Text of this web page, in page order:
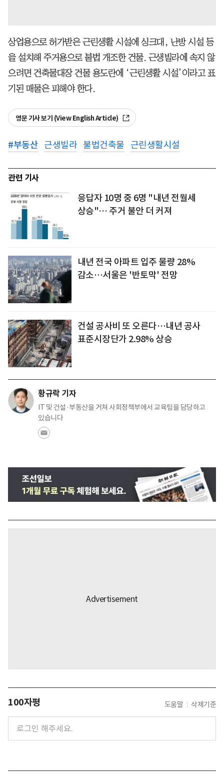
상업용으로 허가받은 근린생활 시설에 싱크대, 난방 시설 등
을 설치해 주거용으로 불법 개조한 건물. 근생빌라에 속지 않
으려면 건축물대장 건물 용도란에 ‘근린생활 시설’이라고 표
기된 매물은 피해야 한다.
영문 기사 보기 (View English Article)
#부동산 근생빌라 불법건축물 근린생활시설
관련 기사
응답자 10명 중 6명 "내년 전월세
상승"… 주거 불안 더 커져
내년 전국 아파트 입주 물량 28%
감소…서울은 '반토막' 전망
건설 공사비 또 오른다…내년 공사
표준시장단가 2.98% 상승
황규락 기자
IT 및 건설·부동산을 거쳐 사회정책부에서 교육팀을 담당하고
있습니다
100자평 도움말 삭제기준